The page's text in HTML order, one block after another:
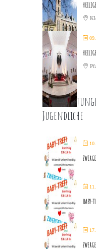
Jugendliche
BABY-